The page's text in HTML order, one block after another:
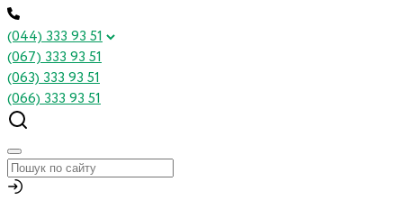
(044) 333 93 51
(067) 333 93 51
(063) 333 93 51
(066) 333 93 51